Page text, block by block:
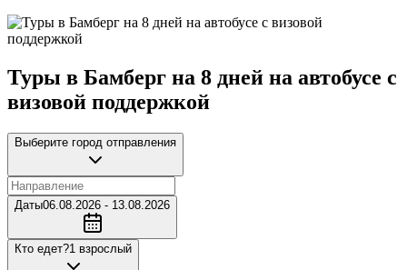
Туры в Бамберг на 8 дней на автобусе с
визовой поддержкой
Выберите город отправления
Даты06.08.2026 - 13.08.2026
Кто едет?1 взрослый